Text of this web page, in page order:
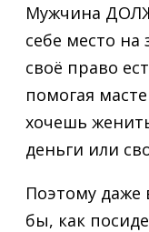
Мужчина
себе место на
своё право
помогая
хочешь
деньги или
Поэтому даже
бы, как